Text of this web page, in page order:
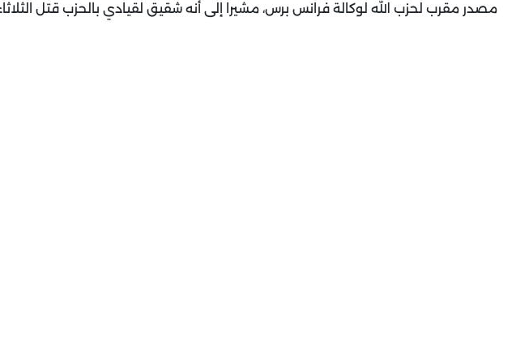
مصدر مقرب لحزب الله لوكالة فرانس برس، مشيرا إلى أنه شقيق لقيادي بالحزب قتل